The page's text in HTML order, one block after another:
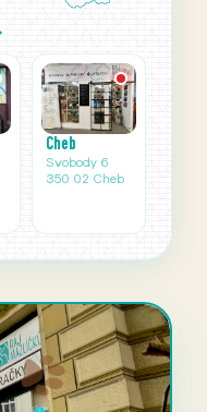
Cheb
Svobody 6
350 02 Cheb